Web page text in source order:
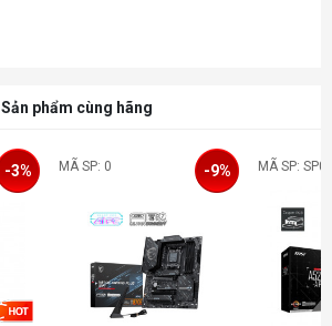
Sản phẩm cùng hãng
-3% MÃ SP: 0 -9% MÃ SP: